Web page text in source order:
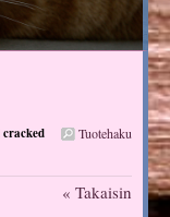
Tuotehaku
cracked
« Takaisin